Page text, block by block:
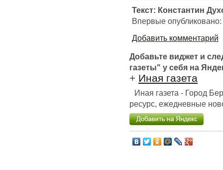
Текст: Константин
Впервые опубликовано:
Добавить комментарий
Добавьте виджет и
газеты" у себя на
+ Иная газета
Иная газета - Город
ресурс, ежедневные